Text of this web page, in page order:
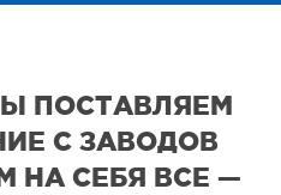
ПОСТАВЛЯЕМ
С ЗАВОДОВ
НА СЕБЯ ВСЕ —